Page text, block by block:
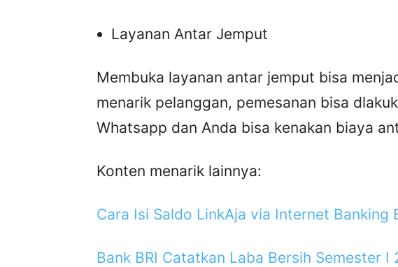
Layanan Antar Jemput
Membuka layanan antar jemput bisa
menarik pelanggan, pemesanan bisa
Whatsapp dan Anda bisa kenakan biaya
Konten menarik lainnya:
Cara Isi Saldo LinkAja via Internet Banking
Bank BRI Catatkan Laba Bersih Semester I